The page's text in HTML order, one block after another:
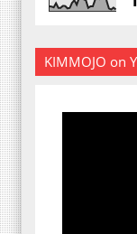
KIMMOJO on